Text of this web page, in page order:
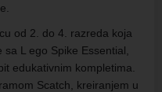
od 2. do 4. razreda koja
L ego Spike Essential,
edukativnim kompletima.
Scatch, kreiranjem u